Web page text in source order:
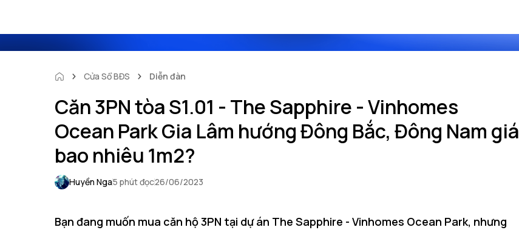
Cửa Sổ BĐS Diễn đàn
Căn 3PN tòa S1.01 - The Sapphire - Vinhomes
Ocean Park Gia Lâm hướng Đông Bắc, Đông Nam giá
bao nhiêu 1m2?
Huyền Nga5 phút đọc26/06/2023
Bạn đang muốn mua căn hộ 3PN tại dự án The Sapphire - Vinhomes Ocean Park, nhưng